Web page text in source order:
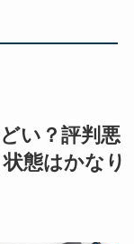
い？評判悪
態はかなり